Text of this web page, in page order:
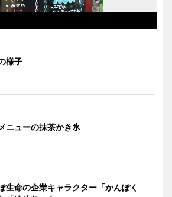
様子
ニューの抹茶かき氷
生命の企業キャラクター「かんぽく